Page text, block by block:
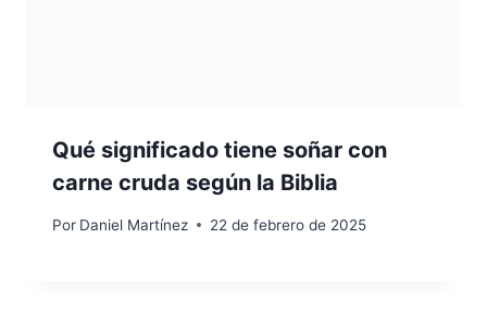
Qué significado tiene soñar con
carne cruda según la Biblia
Por Daniel Martínez 22 de febrero de 2025